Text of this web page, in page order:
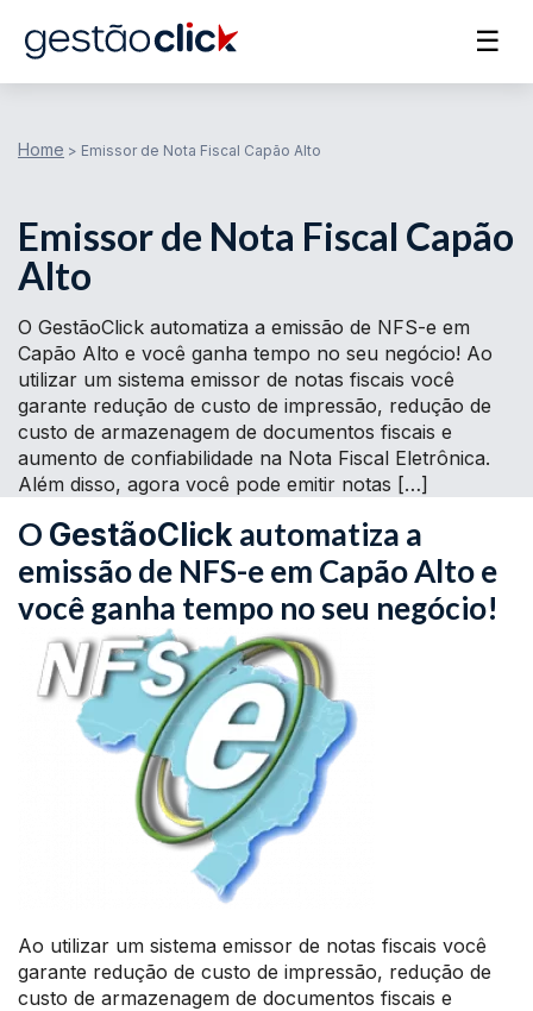
☰
Home > Emissor de Nota Fiscal Capão Alto
Emissor de Nota Fiscal Capão
Alto
O GestãoClick automatiza a emissão de NFS-e em
Capão Alto e você ganha tempo no seu negócio! Ao
utilizar um sistema emissor de notas fiscais você
garante redução de custo de impressão, redução de
custo de armazenagem de documentos fiscais e
aumento de confiabilidade na Nota Fiscal Eletrônica.
Além disso, agora você pode emitir notas […]
O GestãoClick automatiza a
emissão de NFS-e em Capão Alto e
você ganha tempo no seu negócio!
Ao utilizar um sistema emissor de notas fiscais você
garante redução de custo de impressão, redução de
custo de armazenagem de documentos fiscais e